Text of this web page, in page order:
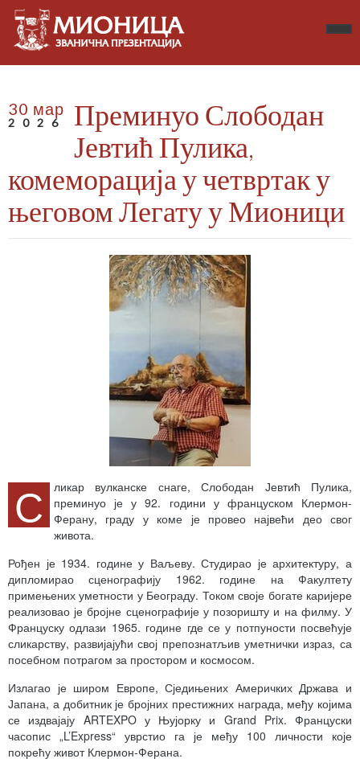
30 мар
2026
Преминуо Слободан
Јевтић Пулика,
комеморација у четвртак у
његовом Легату у Мионици
С
ликар вулканске снаге, Слободан Јевтић Пулика,
преминуо је у 92. години у француском Клермон-
Ферану, граду у коме је провео највећи део свог
живота.
Рођен је 1934. године у Ваљеву. Студирао је архитектуру, а
дипломирао сценографију 1962. године на Факултету
примењених уметности у Београду. Током своје богате каријере
реализовао је бројне сценографије у позоришту и на филму. У
Француску одлази 1965. године где се у потпуности посвећује
сликарству, развијајући свој препознатљив уметнички израз, са
посебном потрагом за простором и космосом.
Излагао је широм Европе, Сједињених Америчких Држава и
Јапана, а добитник је бројних престижних награда, међу којима
се издвајају ARTEXPO у Њујорку и Grand Prix. Француски
часопис „L’Express“ уврстио га је међу 100 личности које
покрећу живот Клермон-Ферана.